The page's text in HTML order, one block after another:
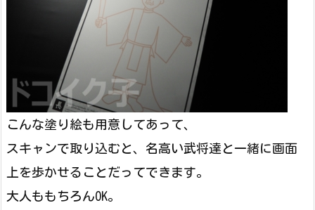
こんな塗り絵も用意してあって、
スキャンで取り込むと、名高い武将達と一緒に画面
上を歩かせることだってできます。
大人ももちろんOK。